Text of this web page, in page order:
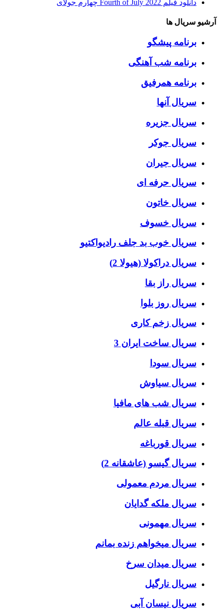
دانلود فیلم Fourth of July 2022 چهارم جولای
آرشیو سریال ها
برنامه پیشگو
برنامه شب آهنگی
برنامه همرفیق
سریال آنها
سریال جزیره
سریال جوکر
سریال جیران
سریال حرفه ای
سریال خاتون
سریال خسوف
سریال خوب بد جلف رادیواکتیو
سریال دراکولا (هیولا 2)
سریال راز بقا
سریال روز بلوا
سریال زخم کاری
سریال ساخت ایران 3
سریال سودا
سریال سیاوش
سریال شب های مافیا
سریال قبله عالم
سریال قورباغه
سریال گیسو (عاشقانه 2)
سریال مردم معمولی
سریال ملکه گدایان
سریال مهمونی
سریال میخواهم زنده بمانم
سریال میدان سرخ
سریال نارگیل
سریال نیسان آبی